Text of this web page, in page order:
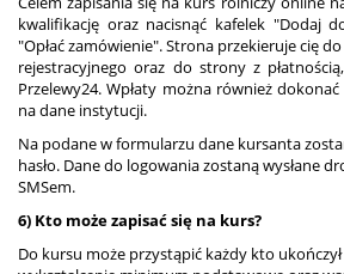
kwalifikację oraz nacisnąć kafelek "Dodaj
"Opłać zamówienie". Strona przekieruje cię
rejestracyjnego oraz do strony z
Przelewy24. Wpłaty można również
na dane instytucji.
Na podane w formularzu dane kursanta
hasło. Dane do logowania zostaną wysłane
SMSem.
6) Kto może zapisać się na kurs?
Do kursu może przystąpić każdy kto